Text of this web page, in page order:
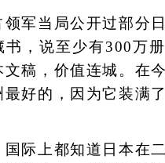
当局公开过部分日
书，说至少有300万
文稿，价值连城。在
最好的，因为它装满
上都知道日本在二